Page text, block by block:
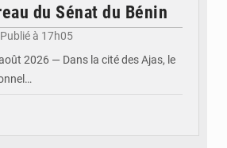
du Sénat du Bénin
Publié à 17h05
2026 — Dans la cité des Ajas, le